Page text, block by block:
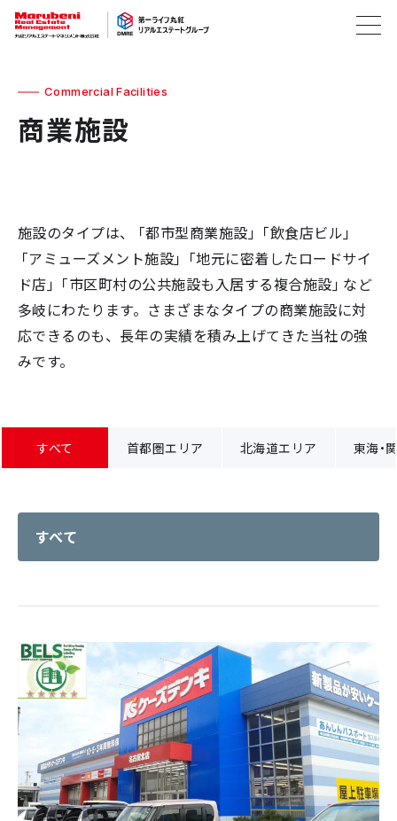
Commercial Facilities
商業施設
施設のタイプは、「都市型商業施設」「飲食店ビル」
「アミューズメント施設」「地元に密着したロードサイ
ド店」「市区町村の公共施設も入居する複合施設」など
多岐にわたります。さまざまなタイプの商業施設に対
応できるのも、長年の実績を積み上げてきた当社の強
みです。
すべて 首都圏エリア 北海道エリア 東海・
すべて